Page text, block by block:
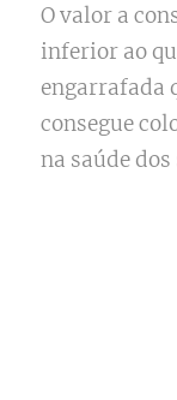
O valor a
inferior ao
engarrafada
consegue
na saúde dos